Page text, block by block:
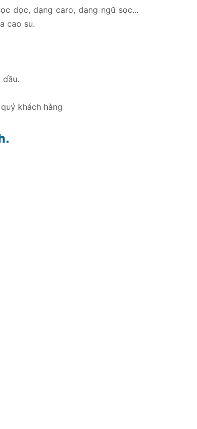
dọc, dạng caro, dạng ngũ sọc...
cao su.
khách hàng